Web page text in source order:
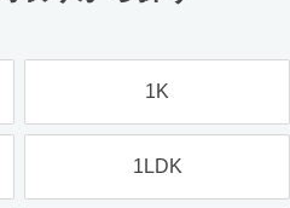
1K
1LDK